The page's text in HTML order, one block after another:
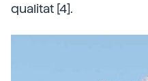
qualitat [4].